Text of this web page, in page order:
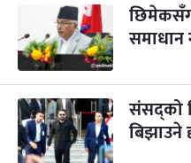
३
मंगल
महानवमी
कार्तिक ३, २०८३-Oct 20,
४
बुध कार्तिक ४, २०८३ Oct 21,
५
बिहि
पापा‌ङ्कुशा एकादशी व्रत
कार्तिक ५, २०८३
समाधान
संसद्को
बिझाउने